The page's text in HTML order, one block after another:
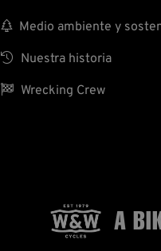
 Medio ambiente y
 Nuestra historia
 Wrecking Crew
A